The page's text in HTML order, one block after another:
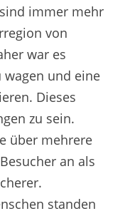
immer mehr
von
war es
wagen und eine
Dieses
zu sein.
über mehrere
an als
standen